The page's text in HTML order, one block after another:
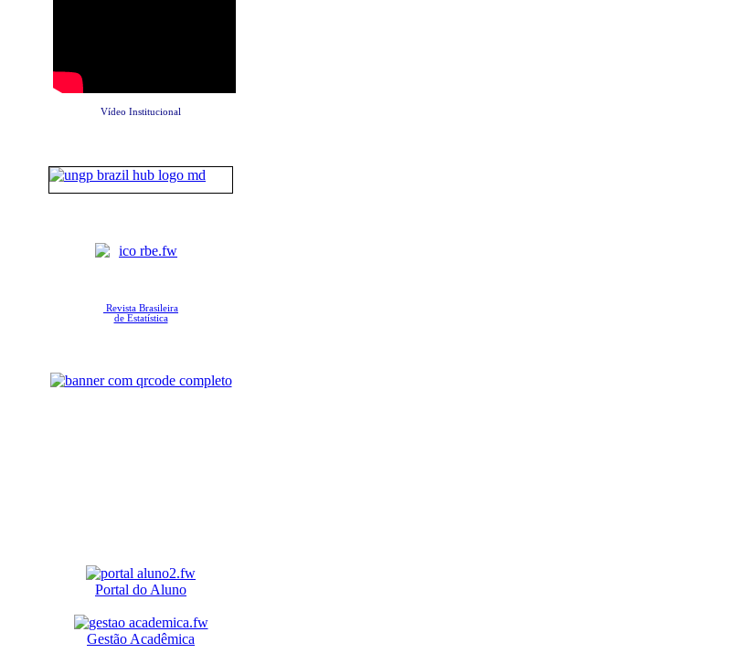
Vídeo Institucional
Revista Brasileira
de Estatística
Portal do Aluno
Gestão Acadêmica